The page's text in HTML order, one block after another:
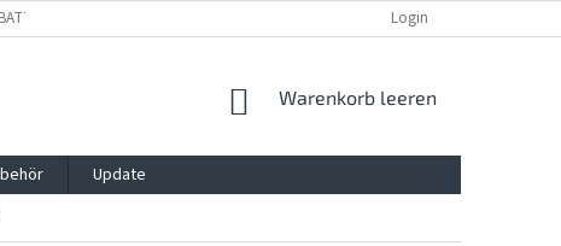
VERPACKG REKLAMATION UND WIDDERRUFSRECHT
Login
WARENKORB
Warenkorb leeren
Update